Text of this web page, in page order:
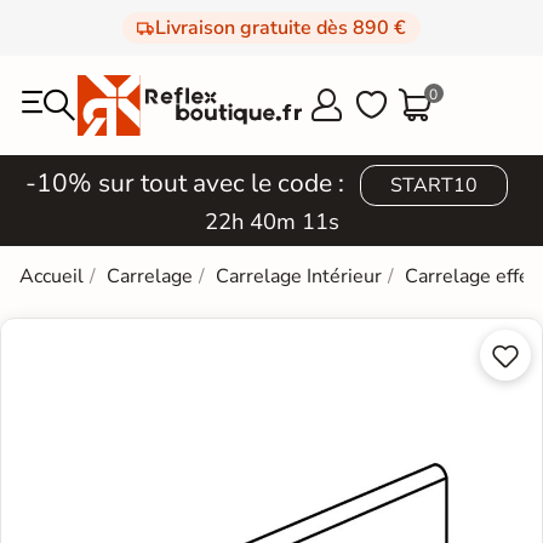
Livraison gratuite dès 890 €
  0
-10% sur tout avec le code : START10
22h 40m 10s
Accueil Carrelage Carrelage Intérieur Carrelage effet

